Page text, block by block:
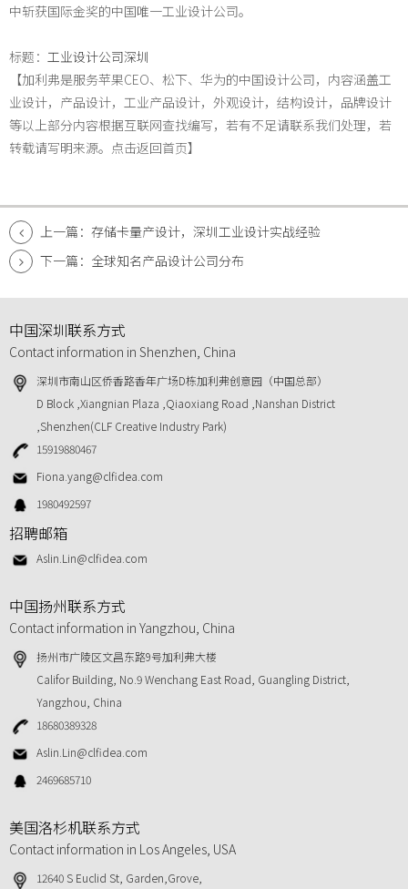
中斩获国际金奖的中国唯一工业设计公司。
标题： 工业设计公司深圳
【加利弗是服务苹果CEO、松下、华为的中国设计公司，内容涵盖工
业设计，产品设计，工业产品设计，外观设计，结构设计，品牌设计
等以上部分内容根据互联网查找编写，若有不足请联系我们处理，若
转载请写明来源。点击返回首页】
上一篇：存储卡量产设计，深圳工业设计实战经验
下一篇：全球知名产品设计公司分布
中国深圳联系方式
Contact information in Shenzhen, China
深圳市南山区侨香路香年广场D栋加利弗创意园（中国总部）
D Block ,Xiangnian Plaza ,Qiaoxiang Road ,Nanshan District
,Shenzhen(CLF Creative Industry Park)
15919880467
Fiona.yang@clfidea.com
1980492597
招聘邮箱
Aslin.Lin@clfidea.com
中国扬州联系方式
Contact information in Yangzhou, China
扬州市广陵区文昌东路9号加利弗大楼
Califor Building, No.9 Wenchang East Road, Guangling District,
Yangzhou, China
18680389328
Aslin.Lin@clfidea.com
2469685710
美国洛杉机联系方式
Contact information in Los Angeles, USA
12640 S Euclid St, Garden,Grove,